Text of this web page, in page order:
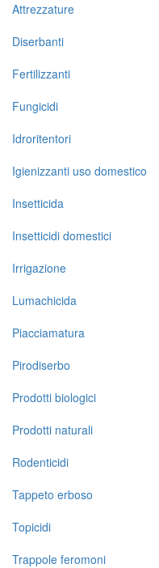
Attrezzature
Diserbanti
Fertilizzanti
Fungicidi
Idroritentori
Igienizzanti uso domestico
Insetticida
Insetticidi domestici
Irrigazione
Lumachicida
Piacciamatura
Pirodiserbo
Prodotti biologici
Prodotti naturali
Rodenticidi
Tappeto erboso
Topicidi
Trappole feromoni